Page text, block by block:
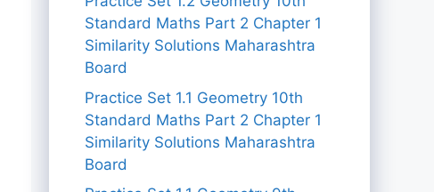
Standard Maths Part 2 Chapter 1
Similarity Solutions Maharashtra
Board
Practice Set 1.1 Geometry 10th
Standard Maths Part 2 Chapter 1
Similarity Solutions Maharashtra
Board